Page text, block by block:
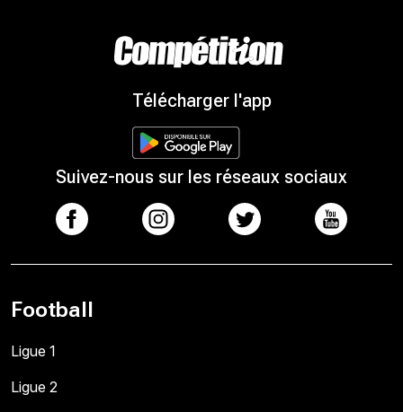
Télécharger l'app
Suivez-nous sur les réseaux sociaux
Football
Ligue 1
Ligue 2